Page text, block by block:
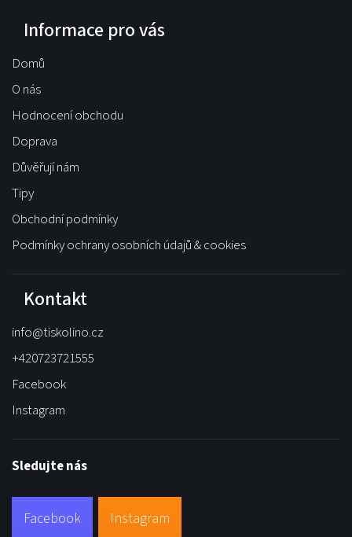
Informace pro vás
Domů
O nás
Hodnocení obchodu
Doprava
Důvěřují nám
Tipy
Obchodní podmínky
Podmínky ochrany osobních údajů & cookies
Kontakt
info@tiskolino.cz
+420723721555
Facebook
Instagram
Sledujte nás
Facebook Instagram